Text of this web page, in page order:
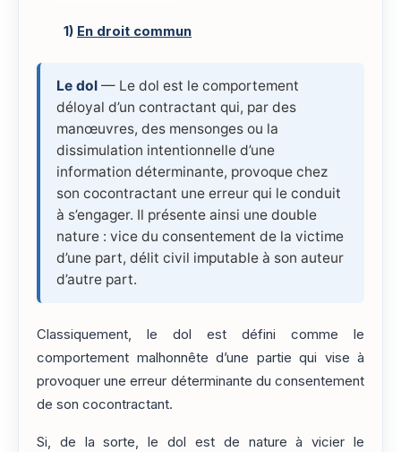
1) En droit commun
Le dol — Le dol est le comportement
déloyal d’un contractant qui, par des
manœuvres, des mensonges ou la
dissimulation intentionnelle d’une
information déterminante, provoque chez
son cocontractant une erreur qui le conduit
à s’engager. Il présente ainsi une double
nature : vice du consentement de la victime
d’une part, délit civil imputable à son auteur
d’autre part.
Classiquement, le dol est défini comme le
comportement malhonnête d’une partie qui vise à
provoquer une erreur déterminante du consentement
de son cocontractant.
Si, de la sorte, le dol est de nature à vicier le